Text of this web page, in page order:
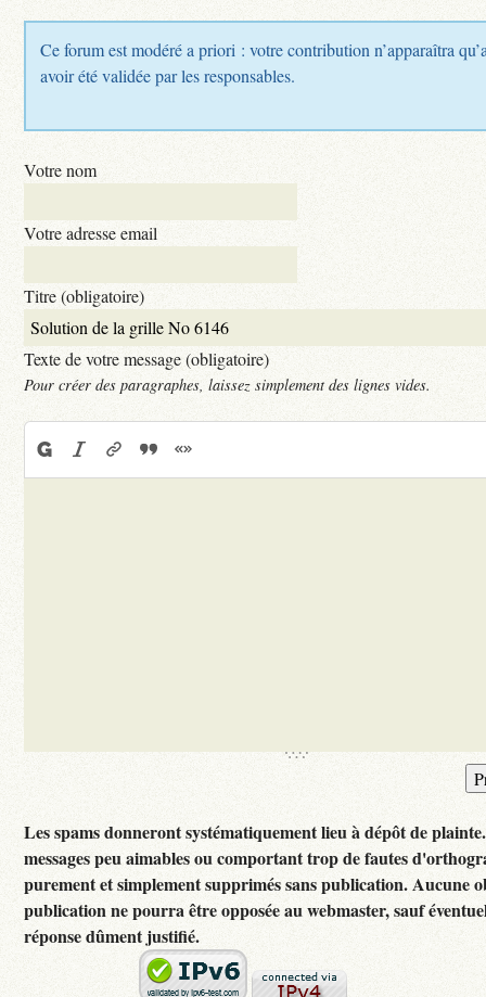
Ce forum est modéré a priori : votre contribution n’apparaîtra
avoir été validée par les responsables.
Votre nom
Votre adresse email
Titre (obligatoire)
Texte de votre message (obligatoire)
Pour créer des paragraphes, laissez simplement des lignes vides.
Les spams donneront systématiquement lieu à dépôt de
messages peu aimables ou comportant trop de fautes
purement et simplement supprimés sans publication. Aucune
publication ne pourra être opposée au webmaster, sauf
réponse dûment justifié.